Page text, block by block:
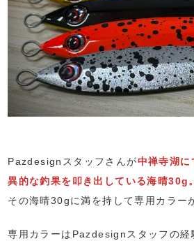
Pazdesignスタッフさんが中禅寺湖に
異的な釣果を叩き出している海晴30g。
その海晴30gに満を持して専用カラー
専用カラーはPazdesignスタッフの経